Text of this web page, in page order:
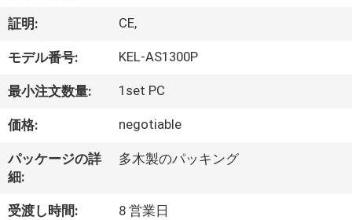
た
し
た
に
つ
い
証明: CE,
モデル番号: KEL-AS1300P
最小注文数量: 1set PC
価格: negotiable
パッケージの詳
細:
多木製のパッキング
受渡し時間: 8 営業日